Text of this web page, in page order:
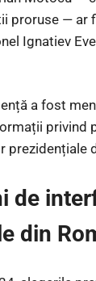
proruse — ar
Ignatiev
a fost
privind
prezidențiale
de
din